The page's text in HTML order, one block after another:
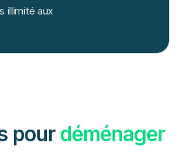
illimité aux
pourdéménager